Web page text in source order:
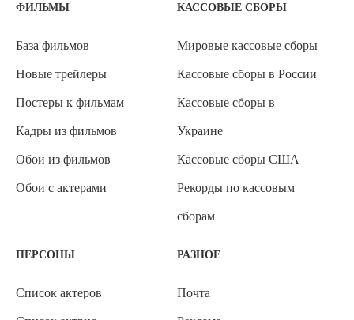
ФИЛЬМЫ
База фильмов
Новые трейлеры
Постеры к фильмам
Кадры из фильмов
Обои из фильмов
Обои с актерами
КАССОВЫЕ СБОРЫ
Мировые кассовые сборы
Кассовые сборы в России
Кассовые сборы в
Украине
Кассовые сборы США
Рекорды по кассовым
сборам
ПЕРСОНЫ
Список актеров
РАЗНОЕ
Почта